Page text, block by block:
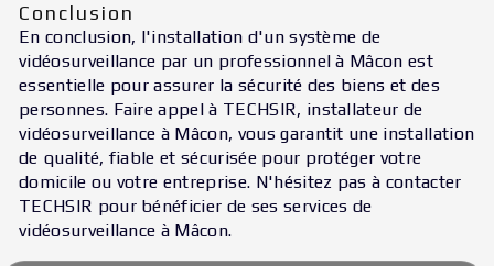
Conclusion
En conclusion, l'installation d'un système de
vidéosurveillance par un professionnel à Mâcon est
essentielle pour assurer la sécurité des biens et des
personnes. Faire appel à TECHSIR, installateur de
vidéosurveillance à Mâcon, vous garantit une installation
de qualité, fiable et sécurisée pour protéger votre
domicile ou votre entreprise. N'hésitez pas à contacter
TECHSIR pour bénéficier de ses services de
vidéosurveillance à Mâcon.